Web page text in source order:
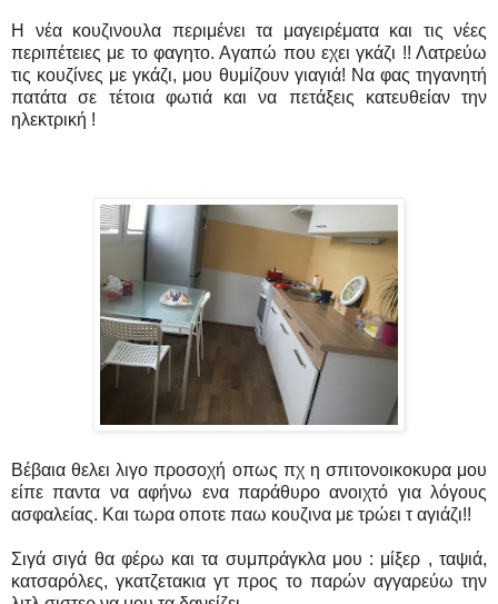
Η νέα κουζινουλα περιμένει τα μαγειρέματα και τις νέες
περιπέτειες με το φαγητο. Αγαπώ που εχει γκάζι !! Λατρεύω
τις κουζίνες με γκάζι, μου θυμίζουν γιαγιά! Να φας τηγανητή
πατάτα σε τέτοια φωτιά και να πετάξεις κατευθείαν την
ηλεκτρική !
Βέβαια θελει λιγο προσοχή οπως πχ η σπιτονοικοκυρα μου
είπε παντα να αφήνω ενα παράθυρο ανοιχτό για λόγους
ασφαλείας. Και τωρα οποτε παω κουζινα με τρώει τ αγιάζι!!
Σιγά σιγά θα φέρω και τα συμπράγκλα μου : μίξερ , ταψιά,
κατσαρόλες, γκατζετακια γτ προς το παρών αγγαρεύω την